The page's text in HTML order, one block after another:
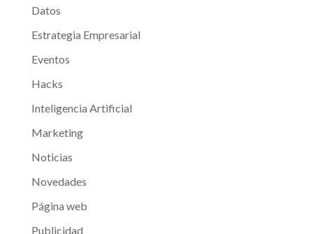
Datos
Estrategia Empresarial
Eventos
Hacks
Inteligencia Artificial
Marketing
Noticias
Novedades
Página web
Publicidad